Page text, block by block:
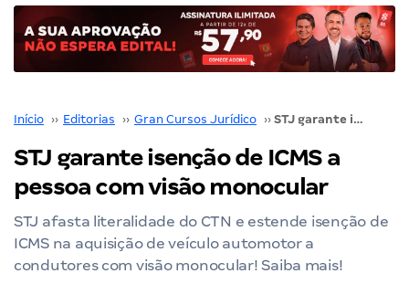
Início ›› Editorias ›› Gran Cursos Jurídico ›› STJ garante isenção de ICMS a pessoa com visão monocular
STJ garante isenção de ICMS a
pessoa com visão monocular
STJ afasta literalidade do CTN e estende isenção de
ICMS na aquisição de veículo automotor a
condutores com visão monocular! Saiba mais!